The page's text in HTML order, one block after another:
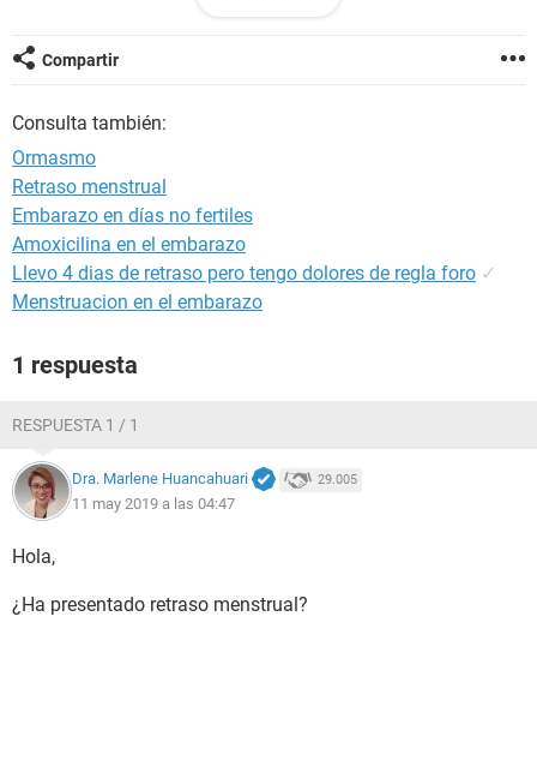
cómo está vez. Por favor ayúdenme.
Compartir
Consulta también:
Ormasmo
Retraso menstrual
Embarazo en días no fertiles
Amoxicilina en el embarazo
Llevo 4 dias de retraso pero tengo dolores de regla foro ✓
Menstruacion en el embarazo
1 respuesta
RESPUESTA 1 / 1
Dra. Marlene Huancahuari 29.005
11 may 2019 a las 04:47
Hola,
¿Ha presentado retraso menstrual?